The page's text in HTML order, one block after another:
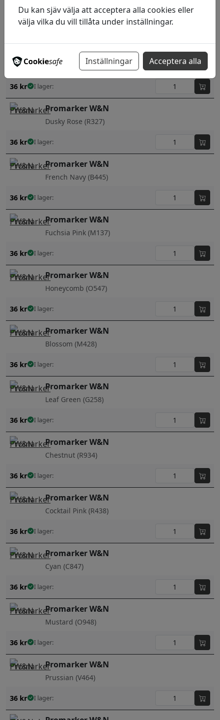
Orchid (V528)
Promarker W&N
Denim Blue (C917)
36 kr I lager:
Promarker W&N
Dusky Rose (R327)
36 kr I lager:
Promarker W&N
French Navy (B445)
36 kr I lager:
Promarker W&N
Fuchsia Pink (M137)
36 kr I lager:
Promarker W&N
Honeycomb (O547)
36 kr I lager:
Promarker W&N
Blossom (M428)
36 kr I lager:
Promarker W&N
Leaf Green (G258)
36 kr I lager:
Promarker W&N
Chestnut (R934)
36 kr I lager:
Promarker W&N
Cocktail Pink (R438)
36 kr I lager:
Promarker W&N
Cyan (C847)
36 kr I lager:
Promarker W&N
Mustard (O948)
36 kr I lager:
Promarker W&N
Prussian (V464)
36 kr I lager:
Du kan sjäv välja att acceptera alla cookies eller
välja vilka du vill tillåta under inställningar.
Inställningar Acceptera alla